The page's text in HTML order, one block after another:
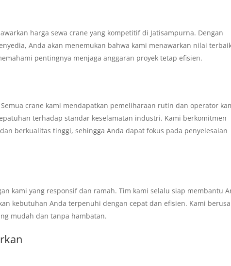
harga sewa crane yang kompetitif di Jatisampurna. Dengan
Anda akan menemukan bahwa kami menawarkan nilai
pentingnya menjaga anggaran proyek tetap efisien.
crane kami mendapatkan pemeliharaan rutin dan operator
terhadap standar keselamatan industri. Kami berkomitmen
berkualitas tinggi, sehingga Anda dapat fokus pada penyelesaian
kami yang responsif dan ramah. Tim kami selalu siap membantu
kebutuhan Anda terpenuhi dengan cepat dan efisien. Kami
mudah dan tanpa hambatan.